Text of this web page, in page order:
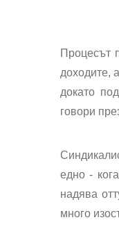
Процесът
доходите,
докато
говори
едно -
надява
много